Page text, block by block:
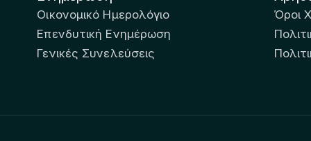
Οικονομικό Ημερολόγιο
Επενδυτική Ενημέρωση
Γενικές Συνελεύσεις
Όροι